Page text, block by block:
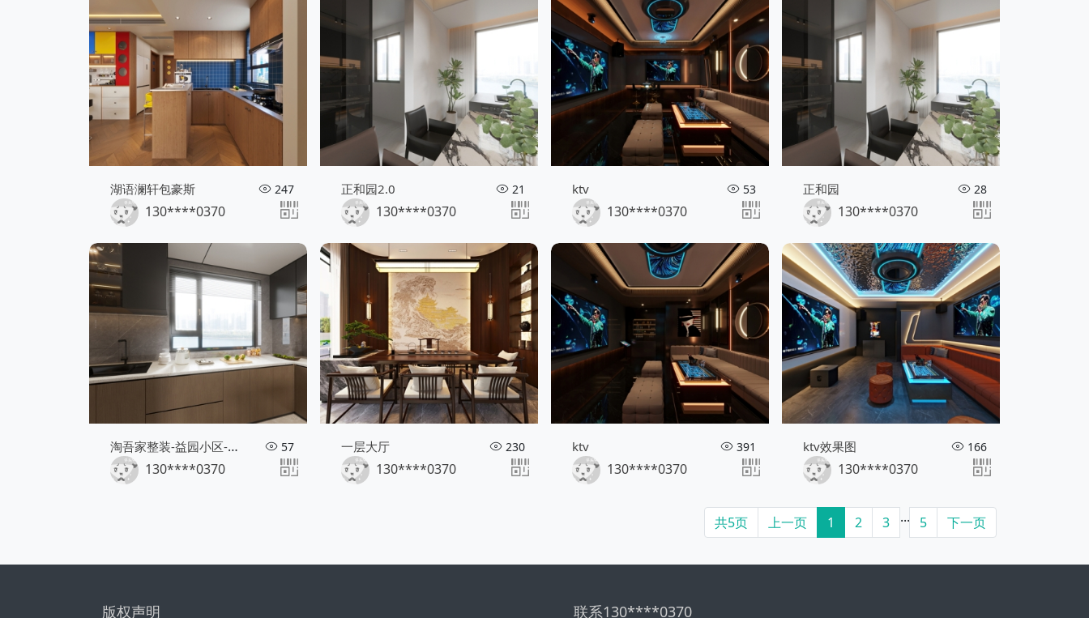
湖语澜轩包豪斯 247
130****0370
正和园2.0 21
130****0370
ktv 53
130****0370
正和园 28
130****0370
淘吾家整装-益园小区-意式轻奢风格 57
130****0370
一层大厅 230
130****0370
ktv 391
130****0370
ktv效果图 166
130****0370
共5页 上一页 1 2 3 ... 5 下一页
版权声明 联系130****0370